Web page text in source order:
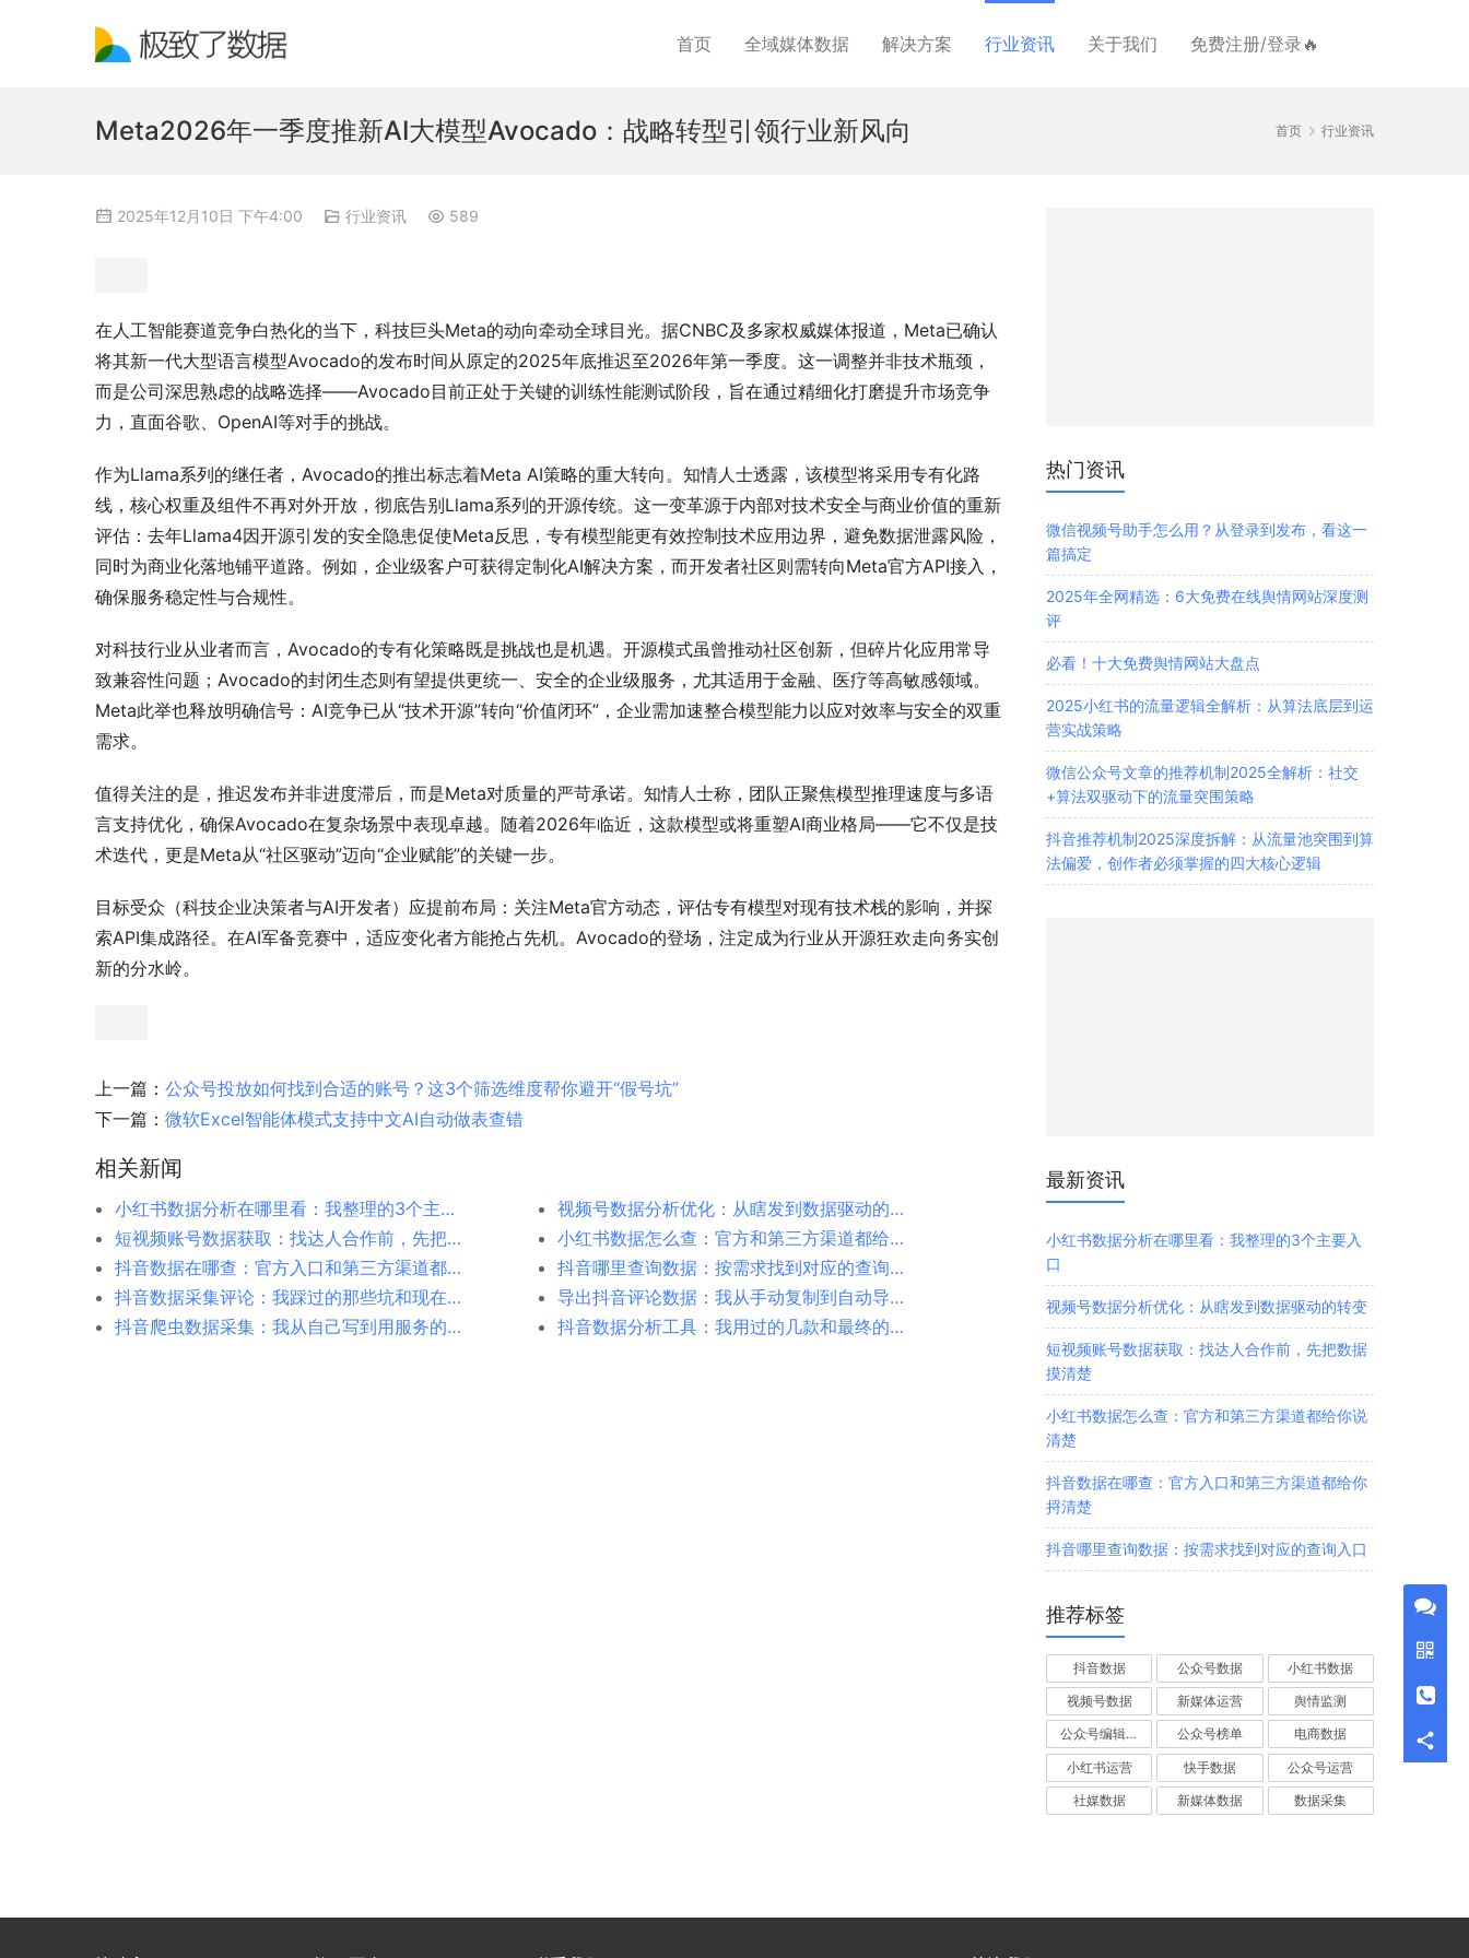
首页 全域媒体数据 解决方案 行业资讯 关于我们 免费注册/登录🔥
首页 行业资讯
Meta2026年一季度推新AI大模型Avocado：战略转型引领行业新风向
2025年12月10日 下午4:00 行业资讯 589
在人工智能赛道竞争白热化的当下，科技巨头Meta的动向牵动全球目光。据CNBC及多家权威媒体报道，Meta已确认
将其新一代大型语言模型Avocado的发布时间从原定的2025年底推迟至2026年第一季度。这一调整并非技术瓶颈，
而是公司深思熟虑的战略选择——Avocado目前正处于关键的训练性能测试阶段，旨在通过精细化打磨提升市场竞争
力，直面谷歌、OpenAI等对手的挑战。
作为Llama系列的继任者，Avocado的推出标志着Meta AI策略的重大转向。知情人士透露，该模型将采用专有化路
线，核心权重及组件不再对外开放，彻底告别Llama系列的开源传统。这一变革源于内部对技术安全与商业价值的重新
评估：去年Llama4因开源引发的安全隐患促使Meta反思，专有模型能更有效控制技术应用边界，避免数据泄露风险，
同时为商业化落地铺平道路。例如，企业级客户可获得定制化AI解决方案，而开发者社区则需转向Meta官方API接入，
确保服务稳定性与合规性。
对科技行业从业者而言，Avocado的专有化策略既是挑战也是机遇。开源模式虽曾推动社区创新，但碎片化应用常导
致兼容性问题；Avocado的封闭生态则有望提供更统一、安全的企业级服务，尤其适用于金融、医疗等高敏感领域。
Meta此举也释放明确信号：AI竞争已从“技术开源”转向“价值闭环”，企业需加速整合模型能力以应对效率与安全的双重
需求。
值得关注的是，推迟发布并非进度滞后，而是Meta对质量的严苛承诺。知情人士称，团队正聚焦模型推理速度与多语
言支持优化，确保Avocado在复杂场景中表现卓越。随着2026年临近，这款模型或将重塑AI商业格局——它不仅是技
术迭代，更是Meta从“社区驱动”迈向“企业赋能”的关键一步。
目标受众（科技企业决策者与AI开发者）应提前布局：关注Meta官方动态，评估专有模型对现有技术栈的影响，并探
索API集成路径。在AI军备竞赛中，适应变化者方能抢占先机。Avocado的登场，注定成为行业从开源狂欢走向务实创
新的分水岭。
上一篇： 公众号投放如何找到合适的账号？这3个筛选维度帮你避开“假号坑”
下一篇： 微软Excel智能体模式支持中文AI自动做表查错
相关新闻
小红书数据分析在哪里看：我整理的3个主要入口
视频号数据分析优化：从瞎发到数据驱动的转变
短视频账号数据获取：找达人合作前，先把数据摸清楚
小红书数据怎么查：官方和第三方渠道都给你说清楚
抖音数据在哪查：官方入口和第三方渠道都给你捋清楚
抖音哪里查询数据：按需求找到对应的查询入口
抖音数据采集评论：我踩过的那些坑和现在的办法
导出抖音评论数据：我从手动复制到自动导出走过的弯路
抖音爬虫数据采集：我从自己写到用服务的完整经历
抖音数据分析工具：我用过的几款和最终的选择
热门资讯
微信视频号助手怎么用？从登录到发布，看这一
篇搞定
2025年全网精选：6大免费在线舆情网站深度测
评
必看！十大免费舆情网站大盘点
2025小红书的流量逻辑全解析：从算法底层到运
营实战策略
微信公众号文章的推荐机制2025全解析：社交
+算法双驱动下的流量突围策略
抖音推荐机制2025深度拆解：从流量池突围到算
法偏爱，创作者必须掌握的四大核心逻辑
最新资讯
小红书数据分析在哪里看：我整理的3个主要入
口
视频号数据分析优化：从瞎发到数据驱动的转变
短视频账号数据获取：找达人合作前，先把数据
摸清楚
小红书数据怎么查：官方和第三方渠道都给你说
清楚
抖音数据在哪查：官方入口和第三方渠道都给你
捋清楚
抖音哪里查询数据：按需求找到对应的查询入口
推荐标签
抖音数据 公众号数据 小红书数据
视频号数据 新媒体运营 舆情监测
公众号编辑器 公众号榜单 电商数据
小红书运营 快手数据 公众号运营
社媒数据 新媒体数据 数据采集